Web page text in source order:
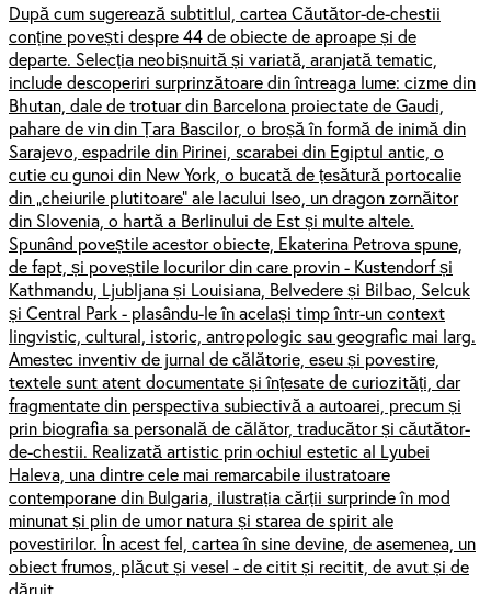
După cum sugerează subtitlul, cartea Căutător-de-chestii
conține povești despre 44 de obiecte de aproape și de
departe. Selecția neobișnuită și variată, aranjată tematic,
include descoperiri surprinzătoare din întreaga lume: cizme din
Bhutan, dale de trotuar din Barcelona proiectate de Gaudi,
pahare de vin din Țara Bascilor, o broșă în formă de inimă din
Sarajevo, espadrile din Pirinei, scarabei din Egiptul antic, o
cutie cu gunoi din New York, o bucată de țesătură portocalie
din „cheiurile plutitoare” ale lacului Iseo, un dragon zornăitor
din Slovenia, o hartă a Berlinului de Est și multe altele.
Spunând poveștile acestor obiecte, Ekaterina Petrova spune,
de fapt, și poveștile locurilor din care provin - Kustendorf și
Kathmandu, Ljubljana și Louisiana, Belvedere și Bilbao, Selcuk
și Central Park - plasându-le în același timp într-un context
lingvistic, cultural, istoric, antropologic sau geografic mai larg.
Amestec inventiv de jurnal de călătorie, eseu și povestire,
textele sunt atent documentate și înțesate de curiozități, dar
fragmentate din perspectiva subiectivă a autoarei, precum și
prin biografia sa personală de călător, traducător și căutător-
de-chestii. Realizată artistic prin ochiul estetic al Lyubei
Haleva, una dintre cele mai remarcabile ilustratoare
contemporane din Bulgaria, ilustrația cărții surprinde în mod
minunat și plin de umor natura și starea de spirit ale
povestirilor. În acest fel, cartea în sine devine, de asemenea, un
obiect frumos, plăcut și vesel - de citit și recitit, de avut și de
dăruit.